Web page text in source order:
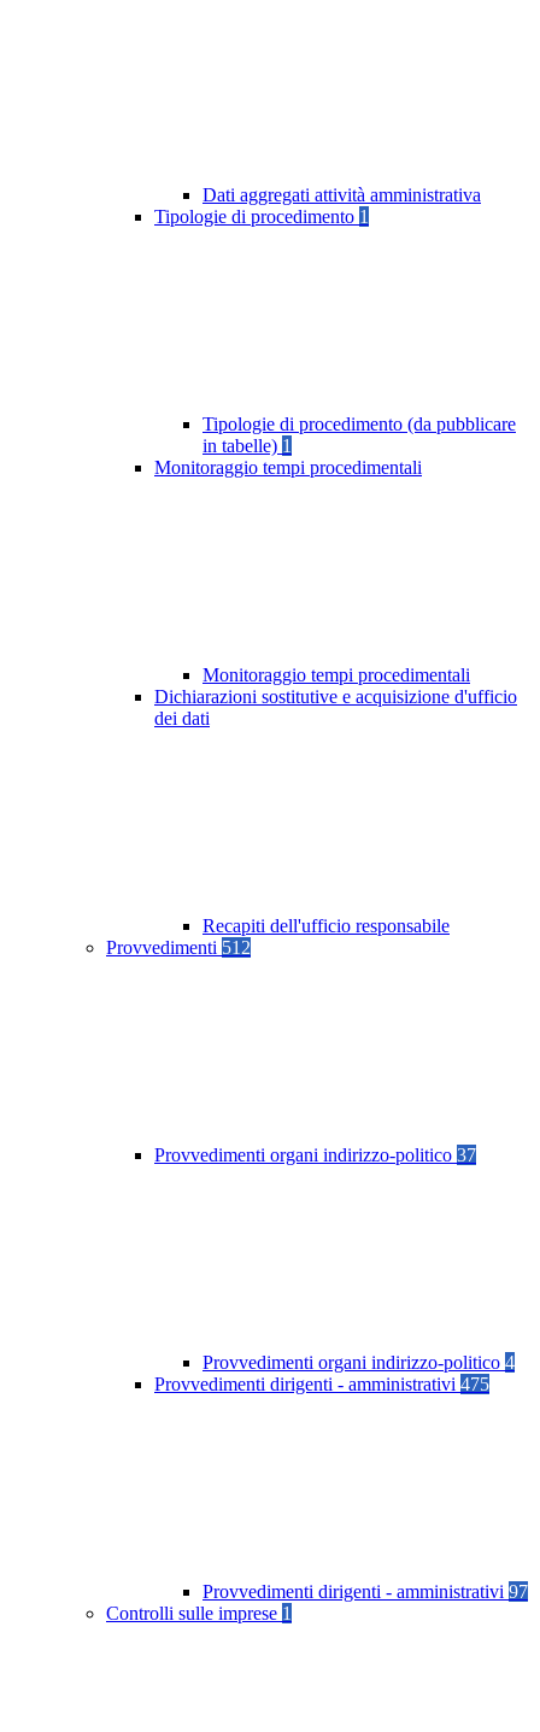
Dati aggregati attività amministrativa
Tipologie di procedimento 1
Tipologie di procedimento (da pubblicare
in tabelle) 1
Monitoraggio tempi procedimentali
Monitoraggio tempi procedimentali
Dichiarazioni sostitutive e acquisizione d'ufficio
dei dati
Recapiti dell'ufficio responsabile
Provvedimenti 512
Provvedimenti organi indirizzo-politico 37
Provvedimenti organi indirizzo-politico 4
Provvedimenti dirigenti - amministrativi 475
Provvedimenti dirigenti - amministrativi 97
Controlli sulle imprese 1